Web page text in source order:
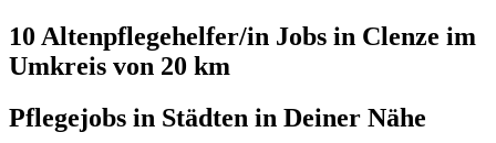
10 Altenpflegehelfer/in Jobs in Clenze im
Umkreis von 20 km
Pflegejobs in Städten in Deiner Nähe